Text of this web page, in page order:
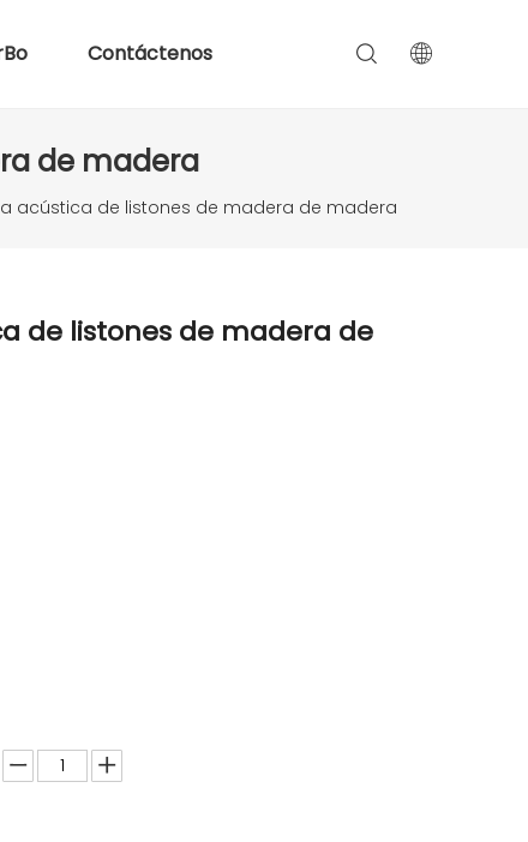
Contáctenos
de madera
acústica de listones de madera de madera
de listones de madera de